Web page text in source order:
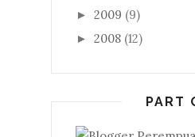
► 2009 (9)
► 2008 (12)
PART